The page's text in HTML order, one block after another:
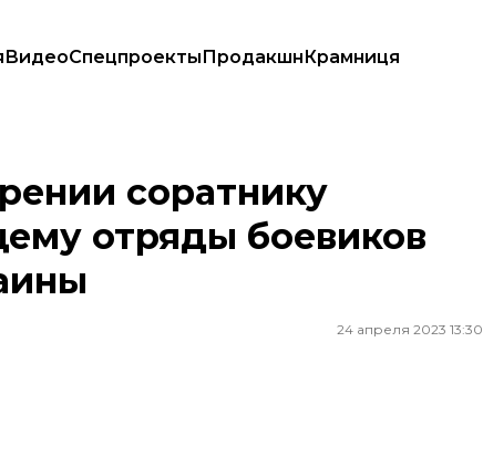
ВидеоСпецпроектыПродакшнКрамниця
боевиков для войны против Украины
соратнику
отряды боевиков
24 апреля 2023 13:30